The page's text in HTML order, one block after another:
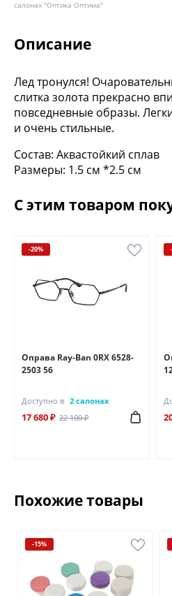
салонах "Оптика Оптима"
Описание
Лед тронулся!
слитка золота прекрасно
повседневные образы.
и очень стильные.
Состав: Аквастойкий сплав
Размеры: 1.5 см *2.5 см
С этим товаром
-20%
Оправа Ray-Ban 0RX 6528-
2503 56
Доступно в 2 салонах
17 680 ₽ 22 100 ₽
Похожие товары
-15%